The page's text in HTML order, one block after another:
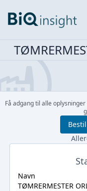
Få adgang til alle oplysninger
Navn
TØMRERMESTER